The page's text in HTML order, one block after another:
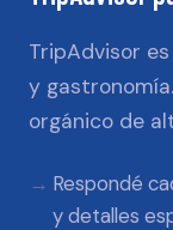
TripAdvisor
y
orgánico de
Respondé
y detalles